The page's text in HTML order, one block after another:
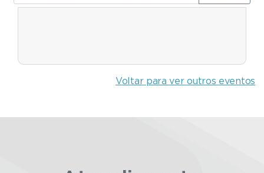
Voltar para ver outros eventos